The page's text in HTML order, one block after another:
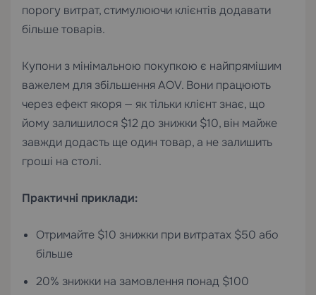
порогу витрат, стимулюючи клієнтів додавати
більше товарів.
Купони з мінімальною покупкою є найпрямішим
важелем для збільшення AOV. Вони працюють
через ефект якоря — як тільки клієнт знає, що
йому залишилося $12 до знижки $10, він майже
завжди додасть ще один товар, а не залишить
гроші на столі.
Практичні приклади:
Отримайте $10 знижки при витратах $50 або
більше
20% знижки на замовлення понад $100